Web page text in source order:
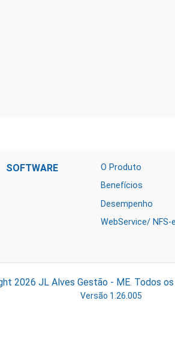
SOFTWARE
O Produto
Benefícios
Desempenho
WebService/ NFS-e
2026 JL Alves Gestão - ME. Todos
Versão 1.26.005